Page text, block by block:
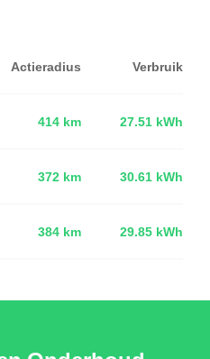
Actieradius Verbruik
414 km 27.51 kWh
372 km 30.61 kWh
384 km 29.85 kWh